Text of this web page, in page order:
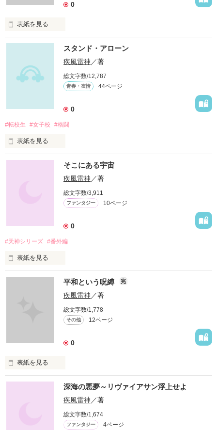
0
表紙を見る
言葉は風
吹き抜ける
スタンド・アローン
疾風雷神／著
総文字数/12,787
青春・友情 44ページ
0
#転校生 #女子校 #格闘
表紙を見る
転校は初めてじゃない。いつもの事。
…の、はずだった。
共学になったばかりの女子校。男は俺を入れて３人だけ。
そこにある宇宙
疾風雷神 ／著
総文字数/3,911
ファンタジー 10ページ
0
#天神シリーズ #番外編
表紙を見る
地面の下
手を伸ばせば届く宇宙
作品を読む
平和という呪縛 完
疾風雷神 ／著
総文字数/1,778
その他 12ページ
0
表紙を見る
平和という牢獄
深海の悪夢～リヴァイアサン浮上せよ
疾風雷神 ／著
総文字数/1,674
ファンタジー 4ページ